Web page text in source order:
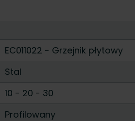
EC011022 - Grzejnik płytowy
Stal
10 - 20 - 30
Profilowany